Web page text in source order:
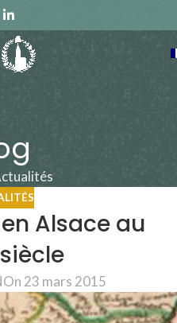
Alsace au
On 23 mars 2015